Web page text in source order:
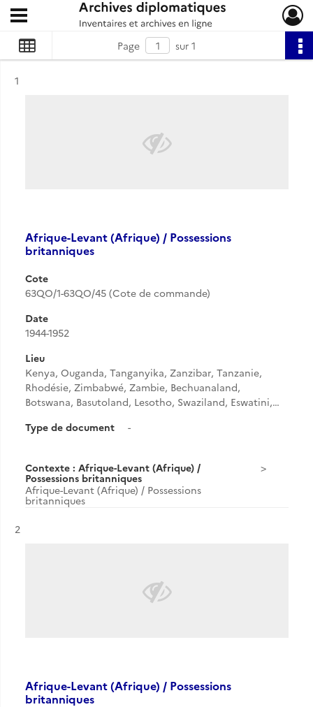
Archives diplomatiques
Ouvrir le menu déroulant
Page sur 1
Résultat n°
1
Afrique-Levant (Afrique) / Possessions
britanniques
Cote
63QO/1-63QO/45 (Cote de commande)
Date
1944-1952
Lieu
Kenya, Ouganda, Tanganyika, Zanzibar, Tanzanie,
Rhodésie, Zimbabwé, Zambie, Bechuanaland,
Botswana, Basutoland, Lesotho, Swaziland, Eswatini,…
Type de document
-
Contexte : Afrique-Levant (Afrique) /
Possessions britanniques
Afrique-Levant (Afrique) / Possessions
britanniques
Résultat n°
2
Afrique-Levant (Afrique) / Possessions
britanniques